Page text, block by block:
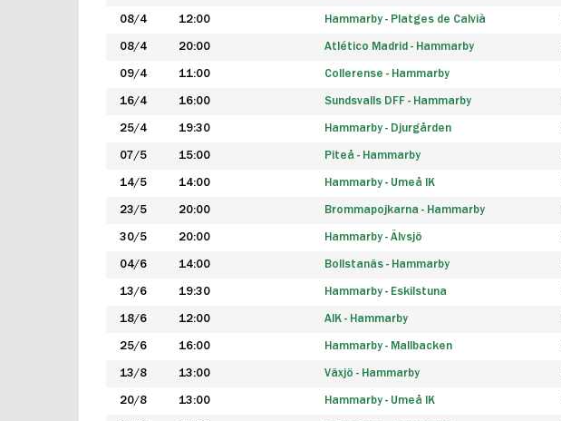
08/4 12:00 Hammarby - Platges de Calvià
08/4 20:00 Atlético Madrid - Hammarby
09/4 11:00 Collerense - Hammarby
16/4 16:00 Sundsvalls DFF - Hammarby
25/4 19:30 Hammarby - Djurgården
07/5 15:00 Piteå - Hammarby
14/5 14:00 Hammarby - Umeå IK
23/5 20:00 Brommapojkarna - Hammarby
30/5 20:00 Hammarby - Älvsjö
04/6 14:00 Bollstanäs - Hammarby
13/6 19:30 Hammarby - Eskilstuna
18/6 12:00 AIK - Hammarby
25/6 16:00 Hammarby - Mallbacken
13/8 13:00 Växjö - Hammarby
20/8 13:00 Hammarby - Umeå IK